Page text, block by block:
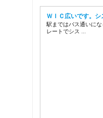
ＷＩＣ広いです。
駅まではバス通いに
レートでシス …